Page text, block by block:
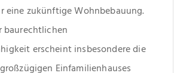
eine zukünftige Wohnbebauung.
baurechtlichen
erscheint insbesondere die
Einfamilienhauses